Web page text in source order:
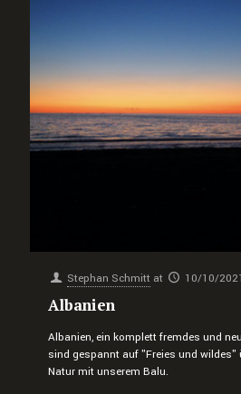
Stephan Schmitt at 10/10/2021
Albanien
Albanien, ein komplett fremdes und
sind gespannt auf "Freies und wildes"
Natur mit unserem Balu.